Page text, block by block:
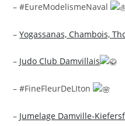
– #EureModelismeNaval
–Yogassanas, Chambois,
– Judo Club Damvillais
– #FineFleurDeLIton
– Jumelage Damville-